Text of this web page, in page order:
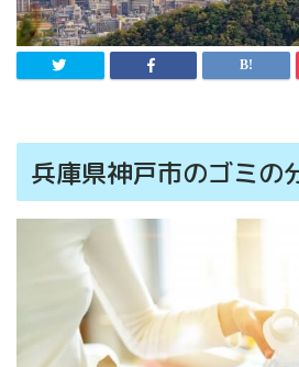
兵庫県神戸市のゴミの